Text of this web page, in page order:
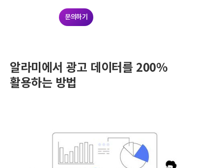
문의하기
알라미에서 광고 데이터를 200%
활용하는 방법